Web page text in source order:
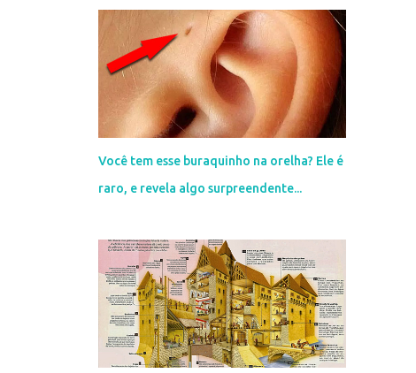
Você tem esse buraquinho na orelha? Ele é
raro, e revela algo surpreendente...